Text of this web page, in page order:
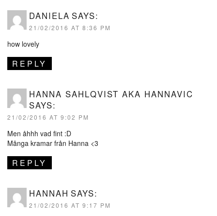
DANIELA SAYS:
21/02/2016 AT 8:36 PM
how lovely
REPLY
HANNA SAHLQVIST AKA HANNAVIC
SAYS:
21/02/2016 AT 9:02 PM
Men åhhh vad fint :D
Många kramar från Hanna <3
REPLY
HANNAH SAYS:
21/02/2016 AT 9:17 PM